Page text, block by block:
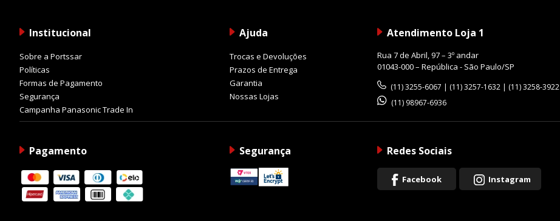
Institucional
Sobre a Portssar
Políticas
Formas de Pagamento
Segurança
Campanha Panasonic Trade In
Ajuda
Trocas e Devoluções
Prazos de Entrega
Garantia
Nossas Lojas
Atendimento Loja 1
Rua 7 de Abril, 97 – 3º andar
01043-000 – República - São Paulo/SP
(11) 3255-6067 | (11) 3257-1632 | (11) 3258-3922
(11) 98967-6936
Pagamento Segurança Redes Sociais
Facebook Instagram